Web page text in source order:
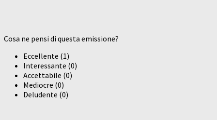
Cosa ne pensi di questa emissione?
Eccellente (1)
Interessante (0)
Accettabile (0)
Mediocre (0)
Deludente (0)